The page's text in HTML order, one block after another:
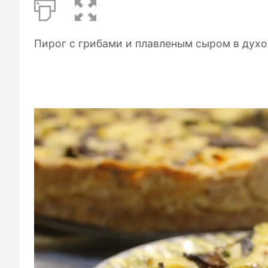
Пирог с грибами и плавленым сыром в